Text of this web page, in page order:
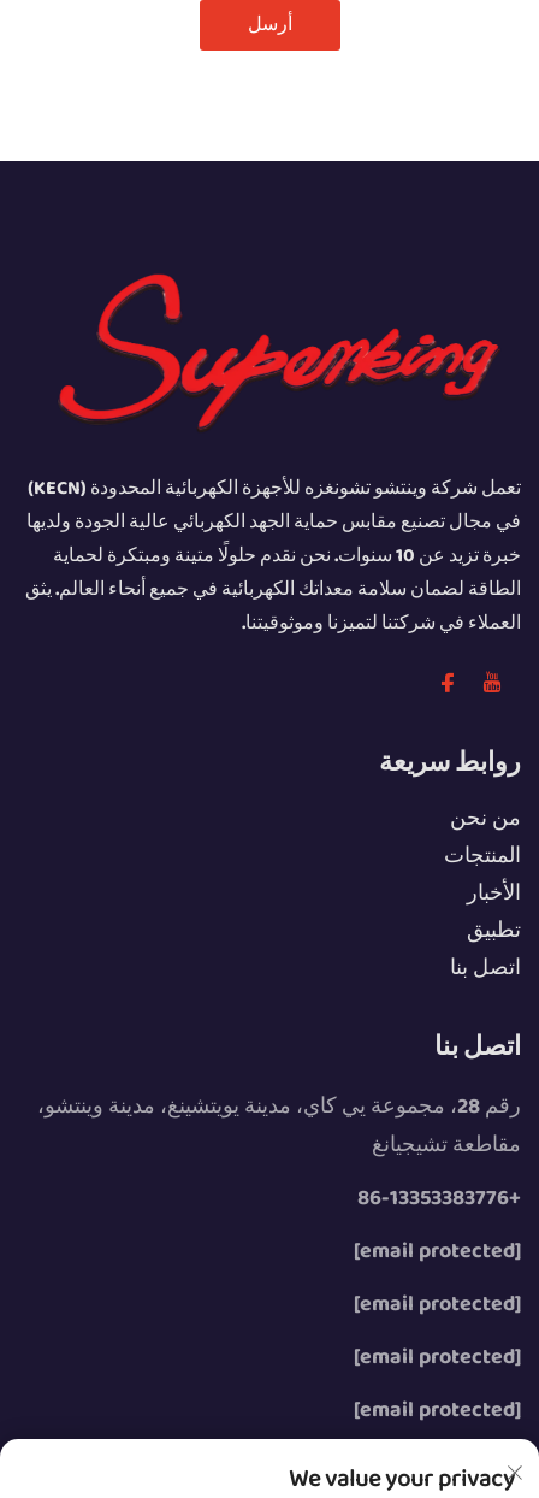
أرسل
تعمل شركة وينتشو تشونغزه للأجهزة الكهربائية المحدودة (KECN)
في مجال تصنيع مقابس حماية الجهد الكهربائي عالية الجودة ولديها
خبرة تزيد عن 10 سنوات. نحن نقدم حلولًا متينة ومبتكرة لحماية
الطاقة لضمان سلامة معداتك الكهربائية في جميع أنحاء العالم. يثق
العملاء في شركتنا لتميزنا وموثوقيتنا.
روابط سريعة
من نحن
المنتجات
الأخبار
تطبيق
اتصل بنا
اتصل بنا
رقم 28، مجموعة يي كاي، مدينة يويتشينغ، مدينة وينتشو،
مقاطعة تشيجيانغ
+86-13353383776
[email protected]
[email protected]
[email protected]
[email protected]
We value your privacy